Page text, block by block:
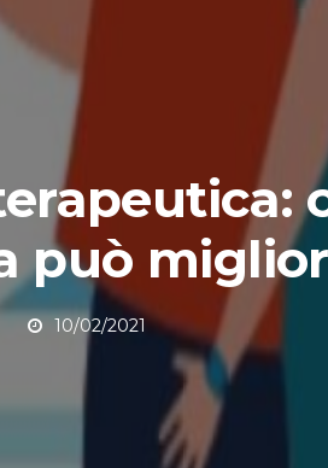
può
10/02/2021